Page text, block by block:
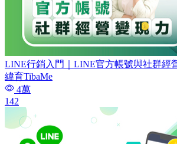
LINE行銷入門｜LINE官方帳號與社群經
緯育TibaMe
4萬
142